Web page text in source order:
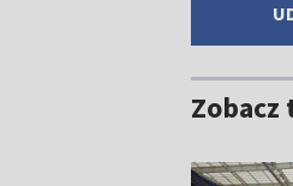
Zobacz